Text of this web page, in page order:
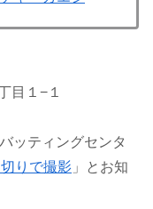
目１−１
ッティングセンタ
りで撮影 」とお知